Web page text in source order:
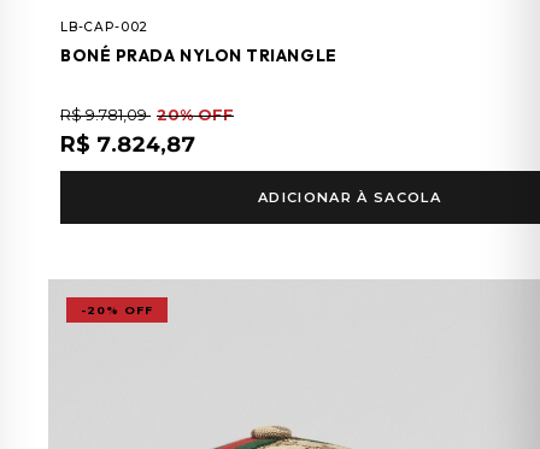
LB-CAP-002
BONÉ PRADA NYLON TRIANGLE
R$ 9.781,09 20% OFF
R$ 7.824,87
ADICIONAR À SACOLA
-20% OFF